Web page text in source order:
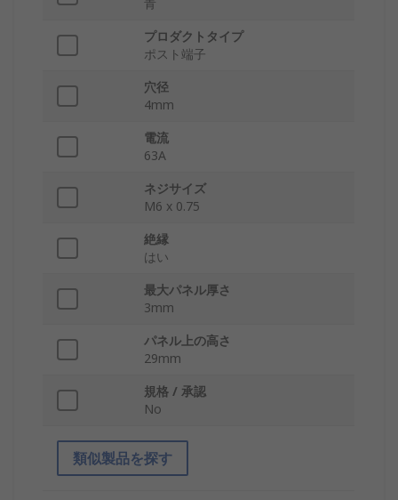
青
プロダクトタイプ
ポスト端子
穴径
4mm
電流
63A
ネジサイズ
M6 x 0.75
絶縁
はい
最大パネル厚さ
3mm
パネル上の高さ
29mm
規格 / 承認
No
類似製品を探す